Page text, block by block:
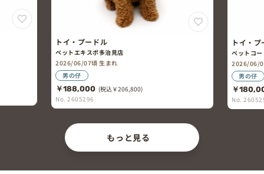
トイ・プードル
ペットエキスポ多治見店
2026/06/07頃 生まれ
男の仔
￥188,000 (税込￥206,800)
No. 2605296
トイ・
ペットコ
2026/06/
男の仔
￥
No.
もっと見る